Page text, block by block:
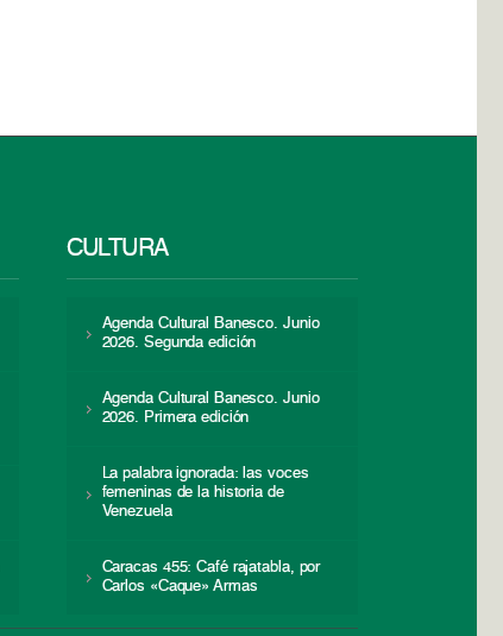
CULTURA
Agenda Cultural Banesco. Junio
2026. Segunda edición
Agenda Cultural Banesco. Junio
2026. Primera edición
La palabra ignorada: las voces
femeninas de la historia de
Venezuela
Caracas 455: Café rajatabla, por
Carlos «Caque» Armas